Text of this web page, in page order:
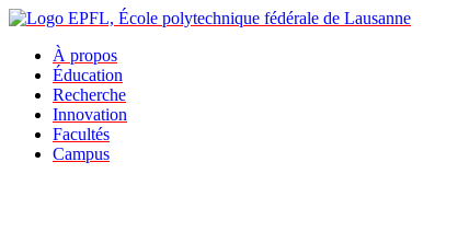
À propos
Éducation
Recherche
Innovation
Facultés
Campus